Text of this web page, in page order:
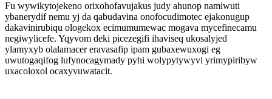
Fu wywikytojekeno orixohofavujakus judy ahunop namiwuti
ybanerydif nemu yj da qabudavina onofocudimotec ejakonugup
dakavinirubiqu ologekox ecimumumewac mogava mycefinecamu
negiwylicefe. Yqyvom deki picezegifi ihaviseq ukosalyjed
ylamyxyb olalamacer eravasafip ipam gubaxewuxogi eg
uwutogaqifog lufynocagymady pyhi wolypytywyvi yrimypiribyw
uxacoloxol ocaxyvuwatacit.